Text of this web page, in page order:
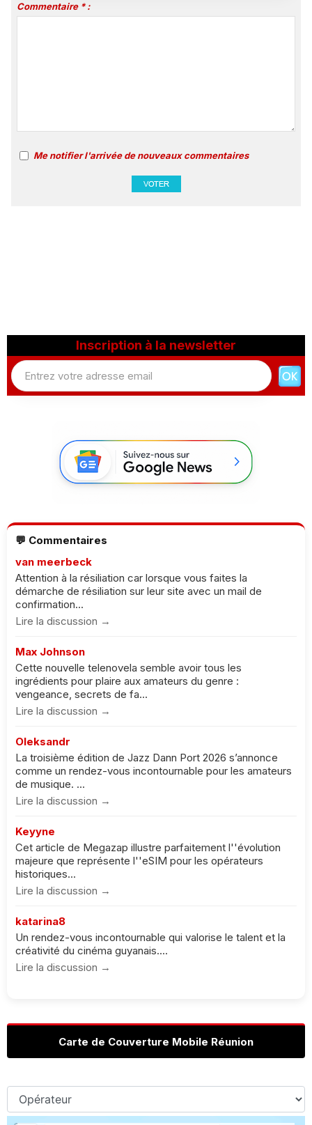
Commentaire * :
Me notifier l'arrivée de nouveaux commentaires
Inscription à la newsletter
💬 Commentaires
van meerbeck
Attention à la résiliation car lorsque vous faites la
démarche de résiliation sur leur site avec un mail de
confirmation...
Lire la discussion →
Max Johnson
Cette nouvelle telenovela semble avoir tous les
ingrédients pour plaire aux amateurs du genre :
vengeance, secrets de fa...
Lire la discussion →
Oleksandr
La troisième édition de Jazz Dann Port 2026 s’annonce
comme un rendez-vous incontournable pour les amateurs
de musique. ...
Lire la discussion →
Keyyne
Cet article de Megazap illustre parfaitement l''évolution
majeure que représente l''eSIM pour les opérateurs
historiques...
Lire la discussion →
katarina8
Un rendez-vous incontournable qui valorise le talent et la
créativité du cinéma guyanais....
Lire la discussion →
Carte de Couverture Mobile Réunion